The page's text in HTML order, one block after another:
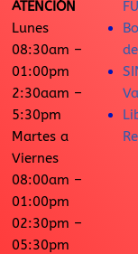
ATENCIÓN
Lunes
08:30am –
01:00pm
2:30aam –
5:30pm
Martes a
Viernes
08:00am –
01:00pm
02:30pm –
05:30pm